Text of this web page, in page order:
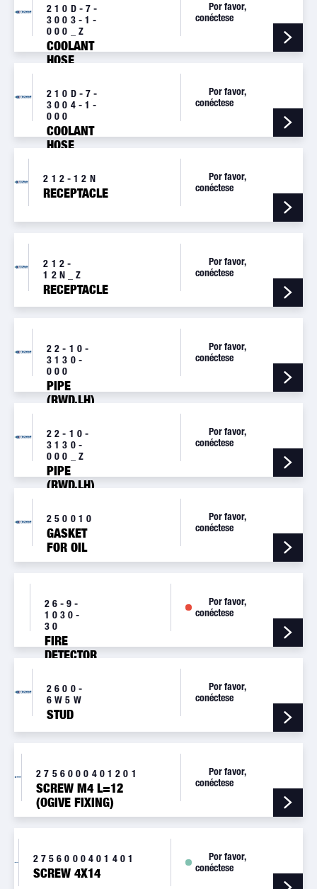
210D-7-
3003-1-
000_Z
COOLANT
HOSE
Por favor,
conéctese
210D-7-
3004-1-
000
COOLANT
HOSE
Por favor,
conéctese
212-12N
RECEPTACLE
Por favor,
conéctese
212-
12N_Z
RECEPTACLE
Por favor,
conéctese
22-10-
3130-
000
PIPE
(RWD,LH)
Por favor,
conéctese
22-10-
3130-
000_Z
PIPE
(RWD,LH)
Por favor,
conéctese
250010
GASKET
FOR OIL
TANK,
Por favor,
conéctese
26-9-
1030-
30
FIRE
DETECTOR
ASSY
Por favor,
conéctese
2600-
6W5W
STUD
Por favor,
conéctese
2756000401201
SCREW M4 L=12
(OGIVE FIXING)
Por favor,
conéctese
2756000401401
SCREW 4X14
Por favor,
conéctese